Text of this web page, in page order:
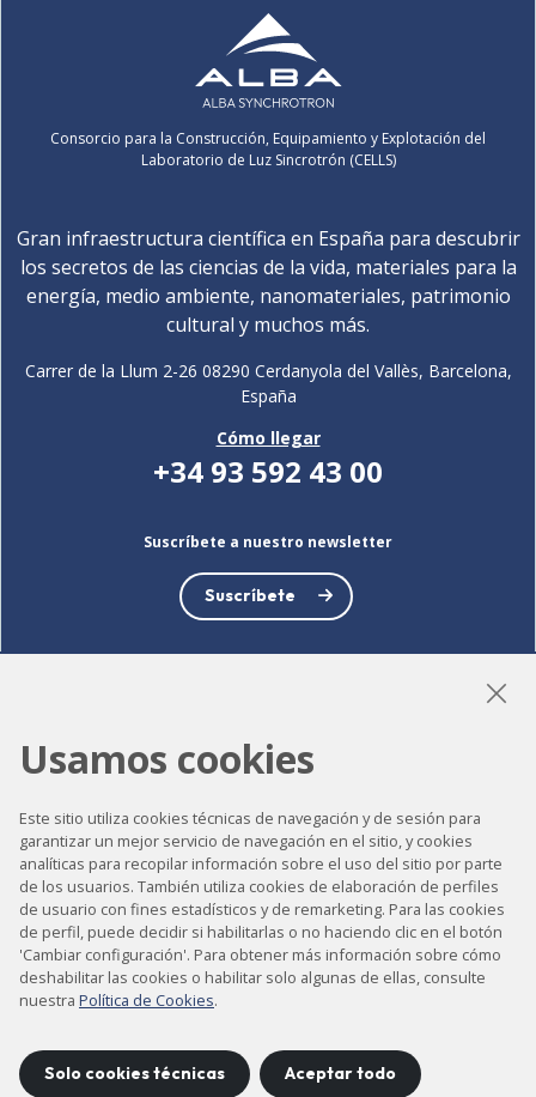
Consorcio para la Construcción, Equipamiento y Explotación del
Laboratorio de Luz Sincrotrón (CELLS)
Gran infraestructura científica en España para descubrir
los secretos de las ciencias de la vida, materiales para la
energía, medio ambiente, nanomateriales, patrimonio
cultural y muchos más.
Carrer de la Llum 2-26 08290 Cerdanyola del Vallès, Barcelona,
España
Cómo llegar
+34 93 592 43 00
Suscríbete a nuestro newsletter
Suscríbete
LinkedInInstagram
Accesibilidad
Contacto
Aviso legal
Política de privacidad
Política de cookies
Mapa del sitio
Usamos cookies
Este sitio utiliza cookies técnicas de navegación y de sesión para
garantizar un mejor servicio de navegación en el sitio, y cookies
analíticas para recopilar información sobre el uso del sitio por parte
de los usuarios. También utiliza cookies de elaboración de perfiles
de usuario con fines estadísticos y de remarketing. Para las cookies
de perfil, puede decidir si habilitarlas o no haciendo clic en el botón
'Cambiar configuración'. Para obtener más información sobre cómo
deshabilitar las cookies o habilitar solo algunas de ellas, consulte
nuestra Política de Cookies.
Solo cookies técnicas Aceptar todo